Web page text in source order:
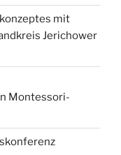
mit
Jerichower
Montessori-